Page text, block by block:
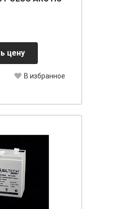
цену
В избранное